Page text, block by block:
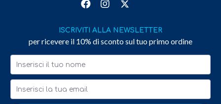
ISCRIVITI ALLA NEWSLETTER
per ricevere il 10% di sconto sul tuo primo ordine